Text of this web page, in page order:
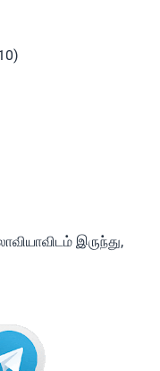
இருந்து,